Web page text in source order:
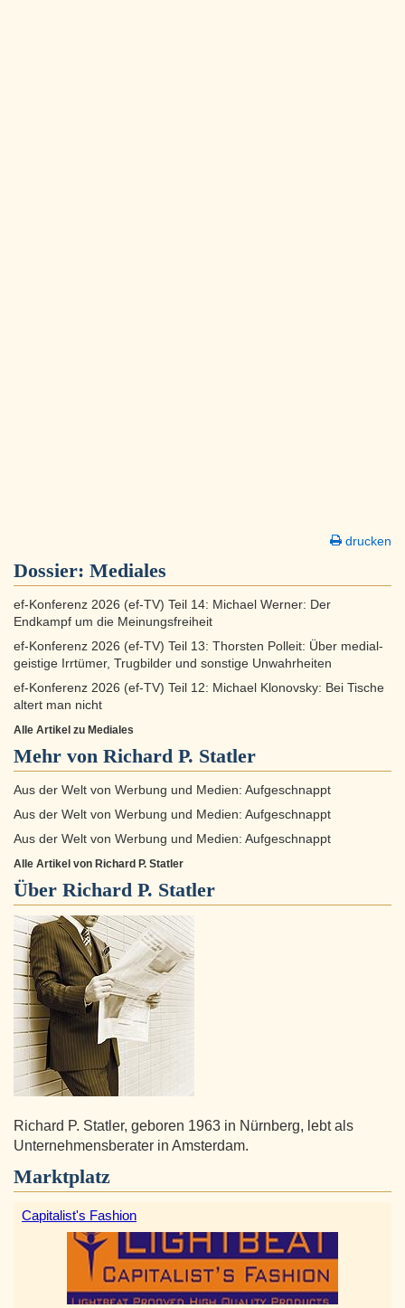
drucken
Dossier: Mediales
ef-Konferenz 2026 (ef-TV) Teil 14: Michael Werner: Der
Endkampf um die Meinungsfreiheit
ef-Konferenz 2026 (ef-TV) Teil 13: Thorsten Polleit: Über medial-
geistige Irrtümer, Trugbilder und sonstige Unwahrheiten
ef-Konferenz 2026 (ef-TV) Teil 12: Michael Klonovsky: Bei Tische
altert man nicht
Alle Artikel zu Mediales
Mehr von Richard P. Statler
Aus der Welt von Werbung und Medien: Aufgeschnappt
Aus der Welt von Werbung und Medien: Aufgeschnappt
Aus der Welt von Werbung und Medien: Aufgeschnappt
Alle Artikel von Richard P. Statler
Über Richard P. Statler
Richard P. Statler, geboren 1963 in Nürnberg, lebt als
Unternehmensberater in Amsterdam.
Marktplatz
Capitalist's Fashion